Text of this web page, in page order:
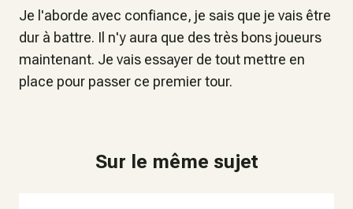
Je l'aborde avec confiance, je sais que je vais être
dur à battre. Il n'y aura que des très bons joueurs
maintenant. Je vais essayer de tout mettre en
place pour passer ce premier tour.
Sur le même sujet